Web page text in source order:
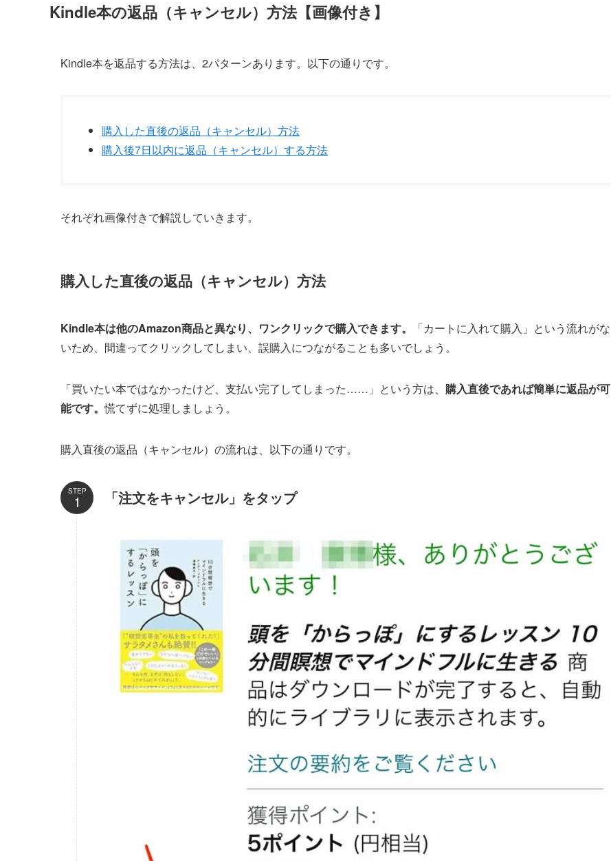
Kindle本の返品（キャンセル）方法【画像付き】
Kindle本を返品する方法は、2パターンあります。以下の通りです。
購入した直後の返品（キャンセル）方法
購入後7日以内に返品（キャンセル）する方法
それぞれ画像付きで解説していきます。
購入した直後の返品（キャンセル）方法
Kindle本は他のAmazon商品と異なり、ワンクリックで購入できます。
「カートに入れて購入」という流れがな
いため、間違ってクリックしてしまい、誤購入につながることも多いでしょう。
「買いたい本ではなかったけど、支払い完了してしまった……」という方は、 購入直後であれば簡単に返品が可
能です。慌てずに処理しましょう。
購入直後の返品（キャンセル）の流れは、以下の通りです。
STEP 「注文をキャンセル」をタップ